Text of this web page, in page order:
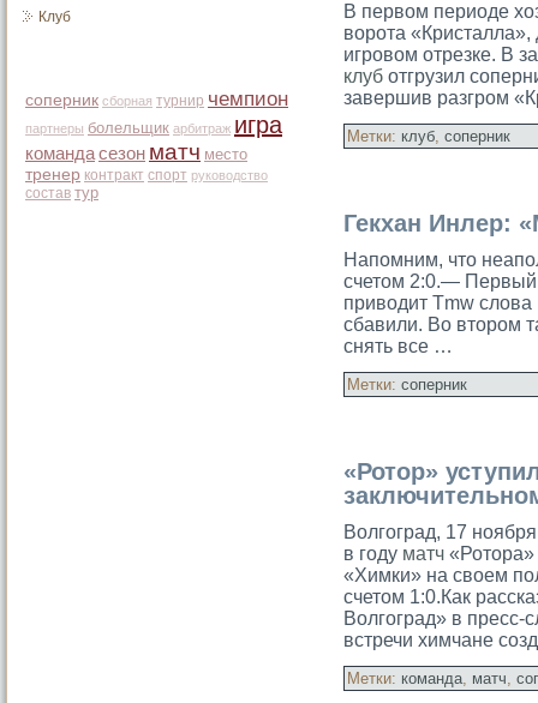
Клуб
соперник сборная турнир чемпион
партнеры болельщик арбитраж игра
командасезон матч место
тренер контракт спорт руководство
состав тур
В первом периоде
ворота
игровом отрезке. В
клуб отгрузил
завершив разгром
Метки: клуб, соперник
Гекхан Инлер:
Напомним, что
счетом 2:0.—
приводит Tmw
сбавили. Во втором
снять все …
Метки: соперник
«Ротор»
Волгоград, 17
в году матч
«Химки» на своем
счетом 1:0.Как
Волгоград» в
встречи химчане
Метки: команда, матч,